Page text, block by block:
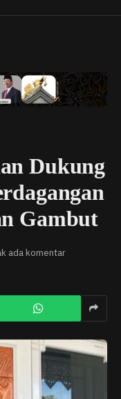
Dukung
Gambut
ada komentar